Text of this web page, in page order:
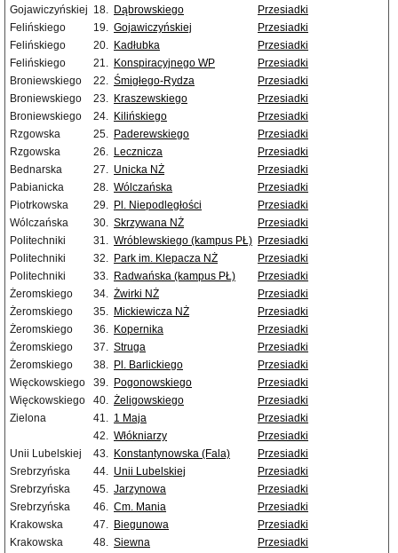
Gojawiczyńskiej 18. Dąbrowskiego
Przesiadki
Felińskiego
19. Gojawiczyńskiej
Przesiadki
Felińskiego
20. Kadłubka
Przesiadki
Felińskiego
21. Konspiracyjnego WP
Przesiadki
Broniewskiego
22. Śmigłego-Rydza
Przesiadki
Broniewskiego
23. Kraszewskiego
Przesiadki
Broniewskiego
24. Kilińskiego
Przesiadki
Rzgowska
25. Paderewskiego
Przesiadki
Rzgowska
26. Lecznicza
Przesiadki
Bednarska
27. Unicka NŻ
Przesiadki
Pabianicka
28. Wólczańska
Przesiadki
Piotrkowska
29. Pl. Niepodległości
Przesiadki
Wólczańska
30. Skrzywana NŻ
Przesiadki
Politechniki
31. Wróblewskiego (kampus PŁ) Przesiadki
Politechniki
32. Park im. Klepacza NŻ
Przesiadki
Politechniki
33. Radwańska (kampus PŁ)
Przesiadki
Żeromskiego
34. Żwirki NŻ
Przesiadki
Żeromskiego
35. Mickiewicza NŻ
Przesiadki
Żeromskiego
36. Kopernika
Przesiadki
Żeromskiego
37. Struga
Przesiadki
Żeromskiego
38. Pl. Barlickiego
Przesiadki
Więckowskiego
39. Pogonowskiego
Przesiadki
Więckowskiego
40. Żeligowskiego
Przesiadki
Zielona
41. 1 Maja
Przesiadki
42. Włókniarzy
Przesiadki
Unii Lubelskiej
43. Konstantynowska (Fala)
Przesiadki
Srebrzyńska
44. Unii Lubelskiej
Przesiadki
Srebrzyńska
45. Jarzynowa
Przesiadki
Srebrzyńska
46. Cm. Mania
Przesiadki
Krakowska
47. Biegunowa
Przesiadki
Krakowska
48. Siewna
Przesiadki